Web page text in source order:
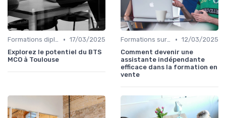
Formations diplômantes • 17/03/2025
Explorez le potentiel du BTS
MCO à Toulouse
Formations sur mesure pour entreprises • 12/03/2025
Comment devenir une
assistante indépendante
efficace dans la formation en
vente